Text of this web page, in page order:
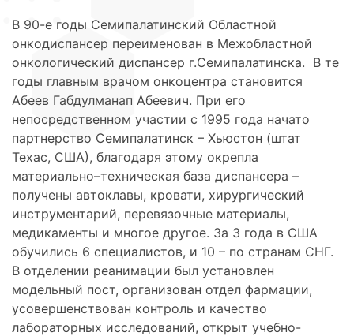
В 90-е годы Семипалатинский Областной
онкодиспансер переименован в Межобластной
онкологический диспансер г.Семипалатинска. В те
годы главным врачом онкоцентра становится
Абеев Габдулманап Абеевич. При его
непосредственном участии с 1995 года начато
партнерство Семипалатинск – Хьюстон (штат
Техас, США), благодаря этому окрепла
материально–техническая база диспансера –
получены автоклавы, кровати, хирургический
инструментарий, перевязочные материалы,
медикаменты и многое другое. За 3 года в США
обучились 6 специалистов, и 10 – по странам СНГ.
В отделении реанимации был установлен
модельный пост, организован отдел фармации,
усовершенствован контроль и качество
лабораторных исследований, открыт учебно-